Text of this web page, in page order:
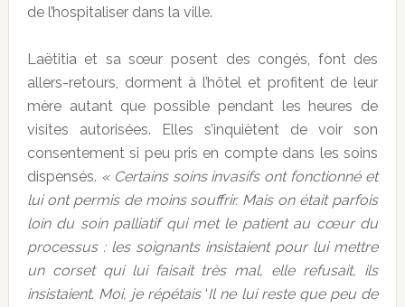
de l’hospitaliser dans la ville.
Laëtitia et sa sœur posent des congés, font des
allers-retours, dorment à l’hôtel et profitent de leur
mère autant que possible pendant les heures de
visites autorisées. Elles s’inquiètent de voir son
consentement si peu pris en compte dans les soins
dispensés. « Certains soins invasifs ont fonctionné et
lui ont permis de moins souffrir. Mais on était parfois
loin du soin palliatif qui met le patient au cœur du
processus : les soignants insistaient pour lui mettre
un corset qui lui faisait très mal, elle refusait, ils
insistaient. Moi, je répétais ‘Il ne lui reste que peu de